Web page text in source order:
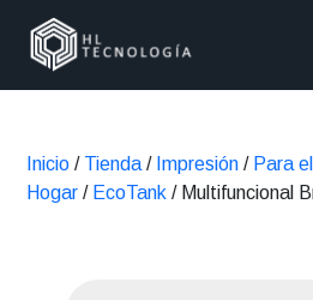
Inicio / Tienda / Impresión / Para el
Hogar / EcoTank / Multifuncional